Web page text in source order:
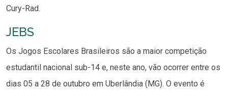
Cury-Rad.
JEBS
Os Jogos Escolares Brasileiros são a maior competição
estudantil nacional sub-14 e, neste ano, vão ocorrer entre os
dias 05 a 28 de outubro em Uberlândia (MG). O evento é